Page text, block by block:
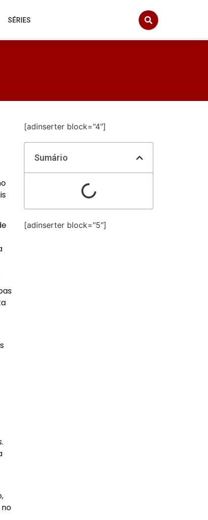
SÉRIES
[adinserter block="4"]
Sumário
[adinserter block="5"]